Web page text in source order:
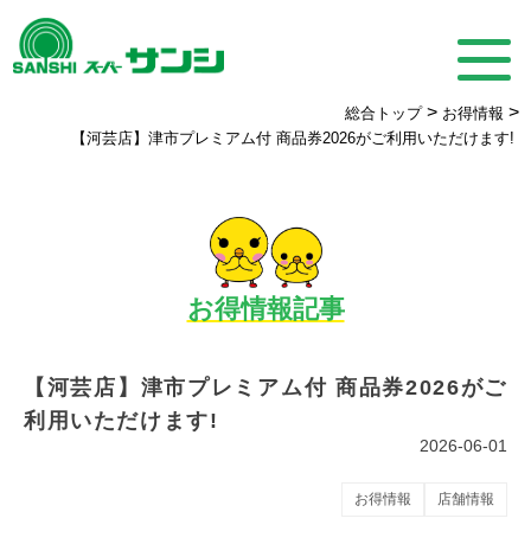
総合トップ > お得情報 >
【河芸店】津市プレミアム付 商品券2026がご利用いただけます!
お得情報記事
【河芸店】津市プレミアム付 商品券2026がご
利用いただけます!
2026-06-01
お得情報 店舗情報